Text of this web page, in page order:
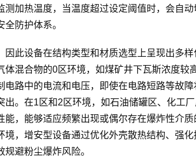
加热温度，当温度超过设定阈值时，会自
防护体系。
此设备在结构类型和材质选型上呈现出多
混合物的0区环境，如煤矿井下瓦斯浓度较
路中的电流和电压，即使在电路短路等故
。在1区和2区环境，如石油储罐区、化工
，能够适应频繁出现或偶尔存在爆炸性介
，增安型设备通过优化外壳散热结构、强
避粉尘爆炸风险。